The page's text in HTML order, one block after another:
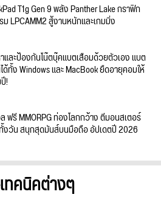
T1g Gen 9 พลัง Panther Lake กราฟิก
ม LPCAMM2 สู้งานหนักและเกมมิ่ง
ละป้องกันโน๊ตบุ๊คแบตเสื่อมด้วยตัวเอง แบต
ทั้ง Windows และ MacBook ยืดอายุคอมให้
!
ฟรี MMORPG ท่องโลกกว้าง ตีมอนสเตอร์
งวัน สนุกสุดมันส์บนมือถือ อัปเดตปี 2026
ทคนิคต่างๆ